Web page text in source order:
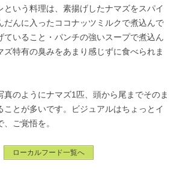
という料理は、素揚げしたナマズをスパイ
だんに入ったココナッツミルクで煮込んで
ていること・パンチの強いスープで煮込ん
ズ特有の臭みをあまり感じずに食べられま
真のようにナマズ1匹、頭から尾までそのま
ことが多いです。ビジュアルはちょっとイ
ご覚悟を。
ローカルフード一覧へ